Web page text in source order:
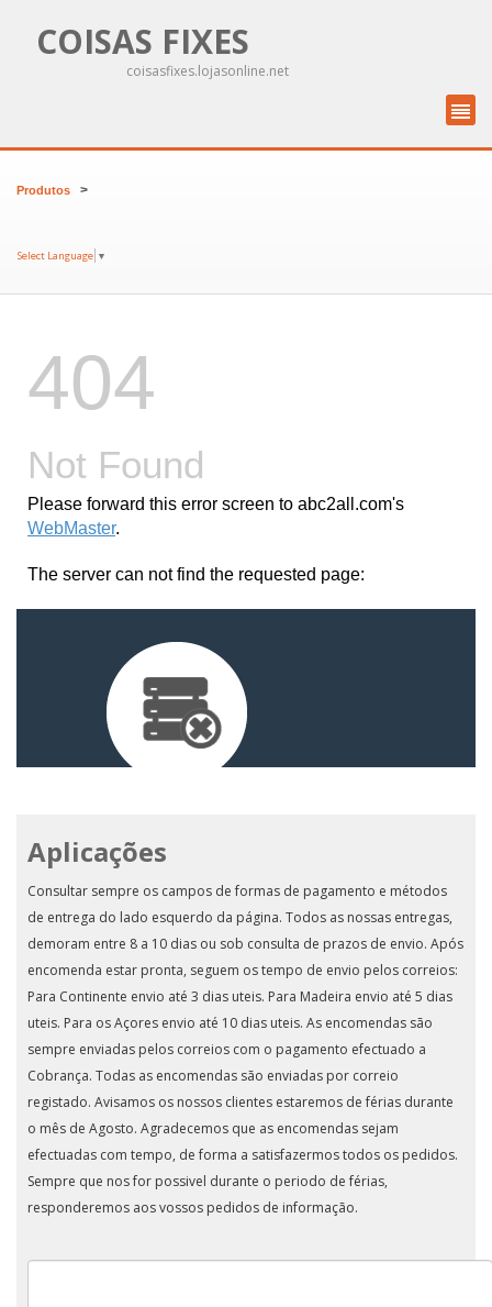
COISAS FIXES
coisasfixes.lojasonline.net
Produtos >
Select Language ▼
Aplicações
Consultar sempre os campos de formas de pagamento e métodos
de entrega do lado esquerdo da página. Todos as nossas entregas,
demoram entre 8 a 10 dias ou sob consulta de prazos de envio. Após
encomenda estar pronta, seguem os tempo de envio pelos correios:
Para Continente envio até 3 dias uteis. Para Madeira envio até 5 dias
uteis. Para os Açores envio até 10 dias uteis. As encomendas são
sempre enviadas pelos correios com o pagamento efectuado a
Cobrança. Todas as encomendas são enviadas por correio
registado. Avisamos os nossos clientes estaremos de férias durante
o mês de Agosto. Agradecemos que as encomendas sejam
efectuadas com tempo, de forma a satisfazermos todos os pedidos.
Sempre que nos for possivel durante o periodo de férias,
responderemos aos vossos pedidos de informação.